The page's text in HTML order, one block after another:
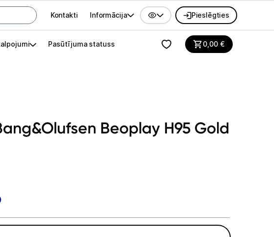
Galvenes izvēlne
Kontakti Informācija Pieslēgties
Pasūtījuma statuss 0,00€
Beoplay H95 Gold